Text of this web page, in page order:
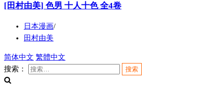
[田村由美] 色男 十人十色 全4卷
日本漫画
田村由美
简体中文 繁體中文
搜索：